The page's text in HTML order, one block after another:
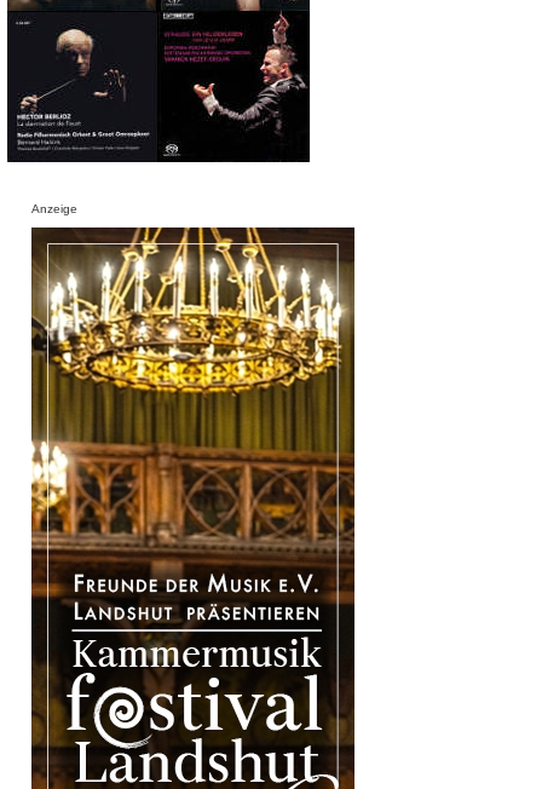
Anzeige